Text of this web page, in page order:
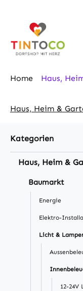
Home Haus,
Haus, Heim &
Kategorien
Haus, Heim &
Baumarkt
Energie
Elektro-
Licht &
12-24V